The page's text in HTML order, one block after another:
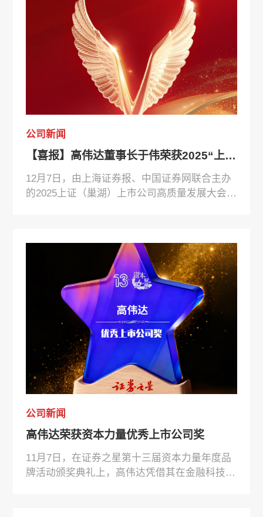
公司新闻
【喜报】高伟达董事长于伟荣获2025“上证鹰·金质量”优秀企业家奖
12月7日，由上海证券报、中国证券网联合主办
的2025上证（巢湖）上市公司高质量发展大会在
等逾1200位嘉宾，共话在新阶段推动上市公司高
质量发展的路径与实践。
公司新闻
高伟达荣获资本力量优秀上市公司奖
11月7日，在证券之星第十三届资本力量年度品
牌活动颁奖典礼上，高伟达凭借其在金融科技领